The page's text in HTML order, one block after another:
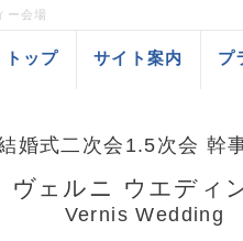
ー会場
トップ サイト案内 プ
婚式二次会1.5次会 幹
ヴェルニ ウエディ
Vernis Wedding